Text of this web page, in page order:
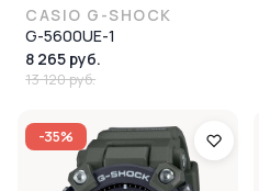
CASIO G-SHOCK
G-5600UE-1
8 265 руб.
13 120 руб.
-35%